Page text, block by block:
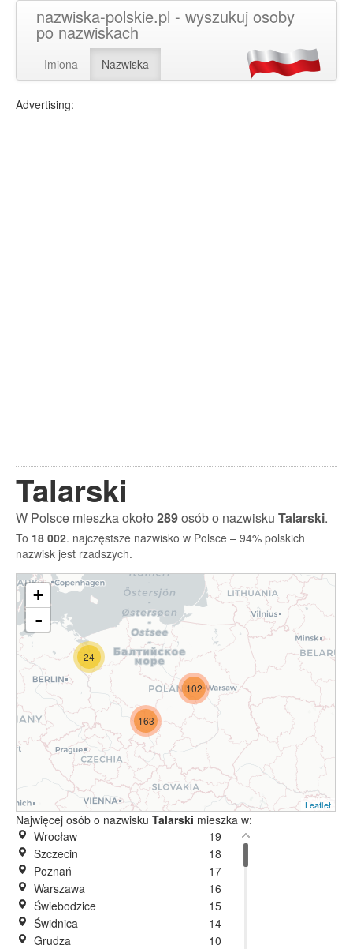
nazwiska-polskie.pl - wyszukuj osoby
po nazwiskach
Imiona Nazwiska
Advertising:
Talarski
W Polsce mieszka około289osób o nazwisku Talarski.
To 18 002. najczęstsze nazwisko w Polsce – 94% polskich
nazwisk jest rzadszych.
24
102
163
+
-
Leaflet
Najwięcej osób o nazwisku Talarski mieszka w:
Wrocław
19
Szczecin
18
Poznań
17
Warszawa
16
Świebodzice
15
Świdnica
14
Grudza
10